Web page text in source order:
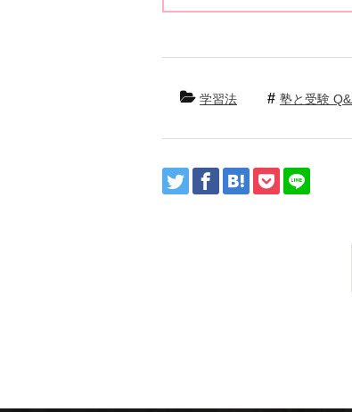
学習法 塾と受験